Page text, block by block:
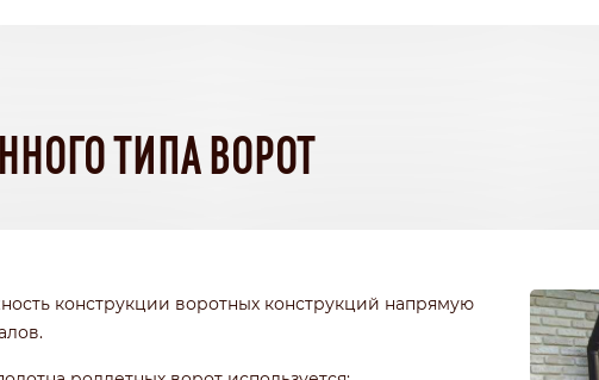
ТИПА ВОРОТ
конструкции воротных конструкций напрямую